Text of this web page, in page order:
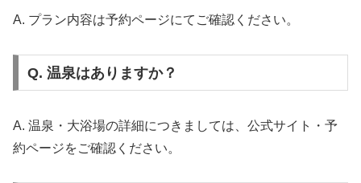
A. プラン内容は予約ページにてご確認ください。
Q. 温泉はありますか？
A. 温泉・大浴場の詳細につきましては、公式サイト・予
約ページをご確認ください。